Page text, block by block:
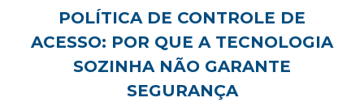
POLÍTICA DE CONTROLE DE
ACESSO: POR QUE A TECNOLOGIA
SOZINHA NÃO GARANTE
SEGURANÇA